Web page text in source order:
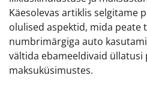
Käesolevas artiklis selgitame
olulised aspektid, mida peate
numbrimärgiga auto
vältida ebameeldivaid üllatusi
maksuküsimustes.